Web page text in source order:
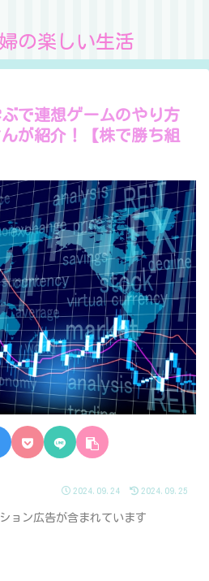
の楽しい生活
で連想ゲームのやり方
が紹介！【株で勝ち組
2024.09.24 2024.09.25
ョン広告が含まれています